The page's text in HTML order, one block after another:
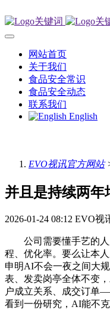
网站首页
关于我们
食品安全常识
食品安全动态
联系我们
English
EVO视讯官方网站
并且是持续两年
2026-01-24 08:12 EVO视
公司需要懂手艺的人
程、优化率。要么让本
申明AI不会一夜之间大
表、发卖岗亭全体不变
户成立关系、成交订单
看到一份研究，AI能不